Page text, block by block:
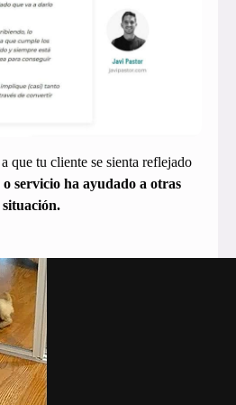
que tu cliente se sienta reflejado
servicio ha ayudado a otras
situación.